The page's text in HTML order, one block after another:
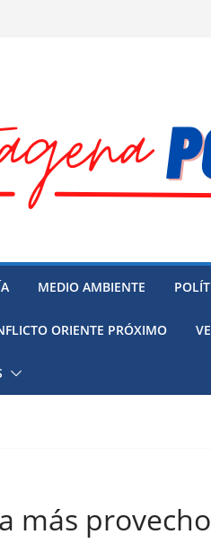
MEDIO AMBIENTE
ORIENTE PRÓXIMO
más provecho